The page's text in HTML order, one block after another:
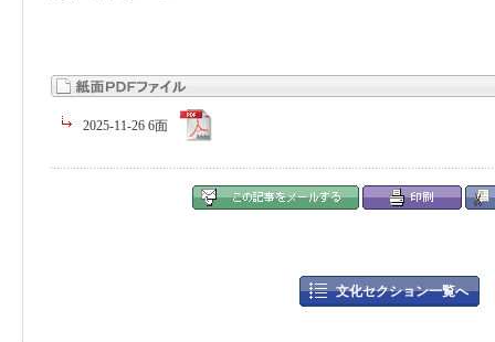
2025-11-26 6面
文化セクション一覧へ